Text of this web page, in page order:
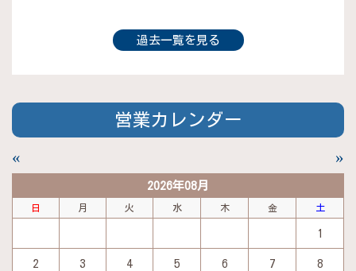
過去一覧を見る
営業カレンダー
« »
2026年08月
日 月 火 水 木 金 土
1
2 3 4 5 6 7 8